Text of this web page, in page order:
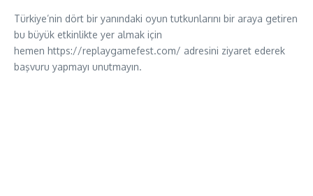
Türkiye’nin dört bir yanındaki oyun tutkunlarını bir araya getiren
bu büyük etkinlikte yer almak için
hemen https://replaygamefest.com/ adresini ziyaret ederek
başvuru yapmayı unutmayın.